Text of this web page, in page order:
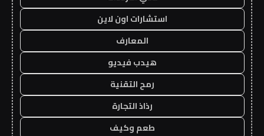
استشارات اون لاين
المعارف
هيدب فيديو
رمح التقنية
رذاذ التجارة
طعم وكيف